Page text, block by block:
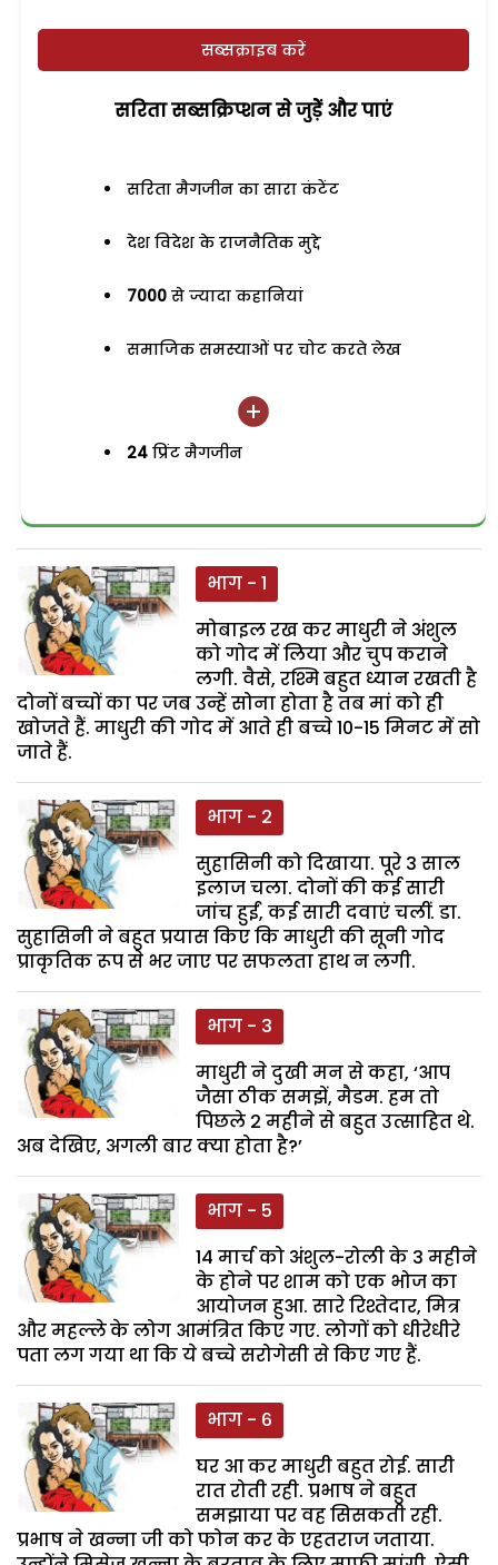
सब्सक्राइब करें
सरिता सब्सक्रिप्शन से जुड़ेें और पाएं
सरिता मैगजीन का सारा कंटेंट
देश विदेश के राजनैतिक मुद्दे
7000 से ज्यादा कहानियां
समाजिक समस्याओं पर चोट करते लेख
24 प्रिंट मैगजीन
भाग - 1
मोबाइल रख कर माधुरी ने अंशुल
को गोद में लिया और चुप कराने
लगी. वैसे, रश्मि बहुत ध्यान रखती है
दोनों बच्चों का पर जब उन्हें सोना होता है तब मां को ही
खोजते हैं. माधुरी की गोद में आते ही बच्चे 10-15 मिनट में सो
जाते हैं.
भाग - 2
सुहासिनी को दिखाया. पूरे 3 साल
इलाज चला. दोनों की कई सारी
जांच हुईं, कई सारी दवाएं चलीं. डा.
सुहासिनी ने बहुत प्रयास किए कि माधुरी की सूनी गोद
प्राकृतिक रूप से भर जाए पर सफलता हाथ न लगी.
भाग - 3
माधुरी ने दुखी मन से कहा, ‘आप
जैसा ठीक समझें, मैडम. हम तो
पिछले 2 महीने से बहुत उत्साहित थे.
अब देखिए, अगली बार क्या होता है?’
भाग - 5
14 मार्च को अंशुल-रोली के 3 महीने
के होने पर शाम को एक भोज का
आयोजन हुआ. सारे रिश्तेदार, मित्र
और महल्ले के लोग आमंत्रित किए गए. लोगों को धीरेधीरे
पता लग गया था कि ये बच्चे सरोगेसी से किए गए हैं.
भाग - 6
घर आ कर माधुरी बहुत रोई. सारी
रात रोती रही. प्रभाष ने बहुत
समझाया पर वह सिसकती रही.
प्रभाष ने खन्ना जी को फोन कर के एहतराज जताया.